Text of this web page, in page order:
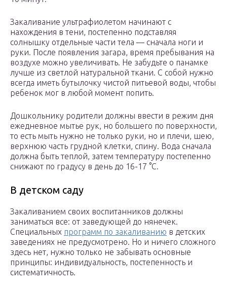
Закаливание ультрафиолетом начинают с
нахождения в тени, постепенно подставляя
солнышку отдельные части тела — сначала ноги и
руки. После появления загара, время пребывания на
воздухе можно увеличивать. Не забудьте о панамке
лучше из светлой натуральной ткани. С собой нужно
всегда иметь бутылочку чистой питьевой воды, чтобы
ребенок мог в любой момент попить.
Дошкольнику родители должны ввести в режим дня
ежедневное мытье рук, но большего по поверхности,
то есть мыть нужно не только руки, но и плечи, шею,
верхнюю часть грудной клетки, спину. Вода сначала
должна быть теплой, затем температуру постепенно
снижают по градусу в день до 16-17 °С.
В детском саду
Закаливанием своих воспитанников должны
заниматься все: от заведующей до нянечек.
Специальных программ по закаливанию в детских
заведениях не предусмотрено. Но и ничего сложного
здесь нет, нужно только не забывать основные
принципы: индивидуальность, постепенность и
систематичность.